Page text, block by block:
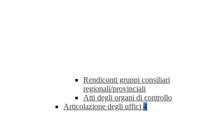
Rendiconti gruppi consiliari
regionali/provinciali
Atti degli organi di controllo
Articolazione degli uffici 4